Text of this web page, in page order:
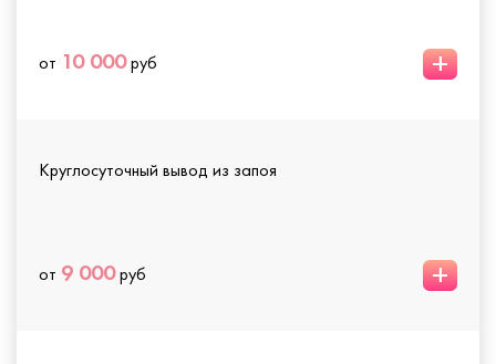
от 10 000руб +
Круглосуточный вывод из запоя
от 9 000руб +